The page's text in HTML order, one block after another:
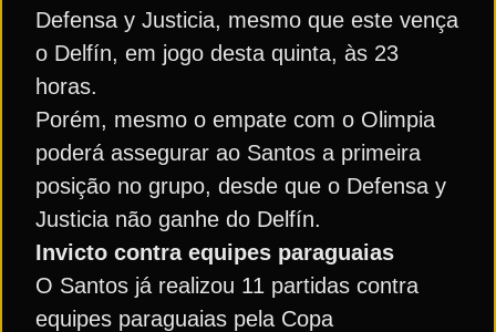
Defensa y Justicia, mesmo que este vença
o Delfín, em jogo desta quinta, às 23
horas.
Porém, mesmo o empate com o Olimpia
poderá assegurar ao Santos a primeira
posição no grupo, desde que o Defensa y
Justicia não ganhe do Delfín.
Invicto contra equipes paraguaias
O Santos já realizou 11 partidas contra
equipes paraguaias pela Copa